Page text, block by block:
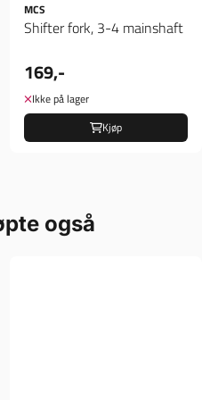
MCS
Shifter fork, 3-4 mainshaft
169,-
Ikke på lager
Kjøp
også